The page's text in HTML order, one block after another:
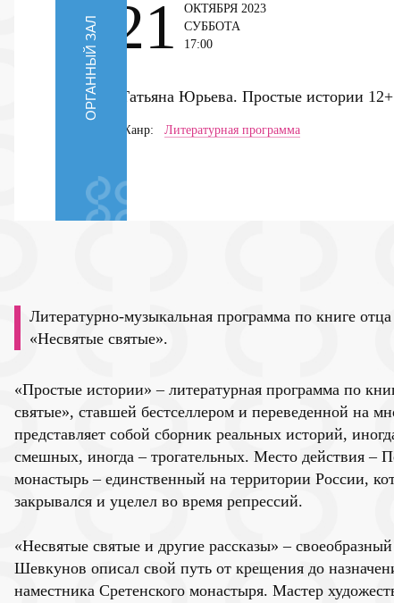
ОРГАННЫЙ ЗАЛ Татьяна Юрьева. Простые истории 12+
Жанр: Литературная программа
21
ОКТЯБРЯ 2023
СУББОТА
17:00
Литературно-музыкальная программа по книге
«Несвятые святые».
«Простые истории» – литературная программа по
святые», ставшей бестселлером и переведенной на
представляет собой сборник реальных историй,
смешных, иногда – трогательных. Место действия –
монастырь – единственный на территории России,
закрывался и уцелел во время репрессий.
«Несвятые святые и другие рассказы» –
Шевкунов описал свой путь от крещения до
наместника Сретенского монастыря. Мастер